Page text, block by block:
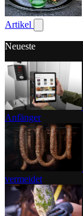
Artikel
Untermenü
Neueste
Anfänger
vermeidet